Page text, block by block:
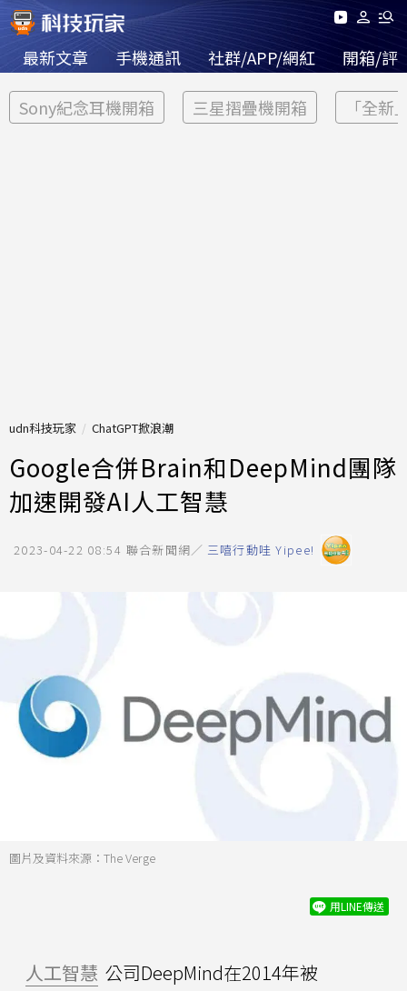
最新文章 手機通訊 社群/APP/網紅 開箱/評
Sony紀念耳機開箱 三星摺疊機開箱 「全新
udn科技玩家 ChatGPT掀浪潮
Google合併Brain和DeepMind團隊
加速開發AI人工智慧
2023-04-22 08:54 聯合新聞網／ 三嘻行動哇 Yipee!
圖片及資料來源：The Verge
用LINE傳送
人工智慧 公司DeepMind在2014年被